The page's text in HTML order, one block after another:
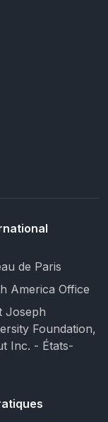
de Paris
America Office
Joseph
Foundation,
Inc. - États-